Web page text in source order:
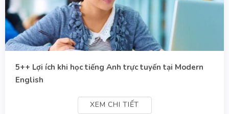
5++ Lợi ích khi học tiếng Anh trực tuyến tại Modern
English
XEM CHI TIẾT